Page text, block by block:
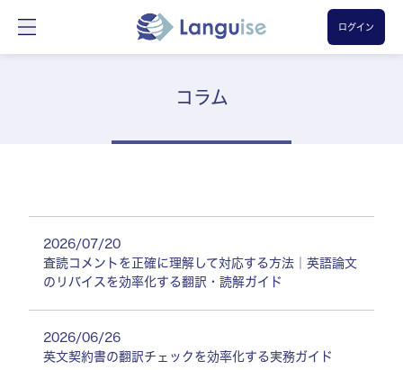
ログイン
コラム
2026/07/20
査読コメントを正確に理解して対応する方法｜英語論文
のリバイスを効率化する翻訳・読解ガイド
2026/06/26
英文契約書の翻訳チェックを効率化する実務ガイド